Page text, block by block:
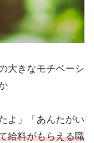
大きなモチベーシ
よ」「あんたがい
給料がもらえる職